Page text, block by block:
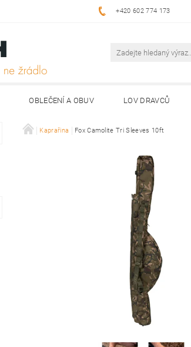
+420 602 774 173
OBLEČENÍ A OBUV LOV DRAVCŮ
Kaprařina Fox Camolite Tri Sleeves 10ft